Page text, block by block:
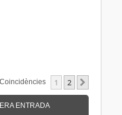
1 2
ENTRADA